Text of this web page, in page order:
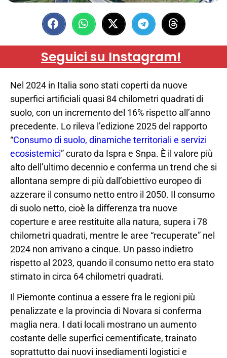
Seguici su Instagram!
Nel 2024 in Italia sono stati coperti da nuove
superfici artificiali quasi 84 chilometri quadrati di
suolo, con un incremento del 16% rispetto all’anno
precedente. Lo rileva l’edizione 2025 del rapporto
“Consumo di suolo, dinamiche territoriali e servizi
ecosistemici” curato da Ispra e Snpa. È il valore più
alto dell’ultimo decennio e conferma un trend che si
allontana sempre di più dall’obiettivo europeo di
azzerare il consumo netto entro il 2050. Il consumo
di suolo netto, cioè la differenza tra nuove
coperture e aree restituite alla natura, supera i 78
chilometri quadrati, mentre le aree “recuperate” nel
2024 non arrivano a cinque. Un passo indietro
rispetto al 2023, quando il consumo netto era stato
stimato in circa 64 chilometri quadrati.
Il Piemonte continua a essere fra le regioni più
penalizzate e la provincia di Novara si conferma
maglia nera. I dati locali mostrano un aumento
costante delle superfici cementificate, trainato
soprattutto dai nuovi insediamenti logistici e